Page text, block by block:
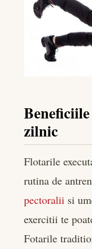
zilnic
Flotarile
rutina de
pectoralii si
exercitii te
Fotarile